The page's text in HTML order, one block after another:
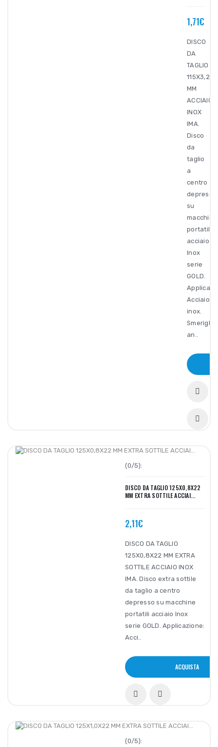
1,71€
DISCO
DA
TAGLIO
MM
ACCIAIO
INOX
IMA.
Disco
da
taglio
a
centro
depresso
su
macchine
portatili
acciaio
Inox
serie
GOLD.
Acciaio
inox.
an..
(0/5):
DISCO DA TAGLIO 125X0,8X22
MM EXTRA SOTTILE ACCIAI...
2,11€
DISCO DA TAGLIO
125X0,8X22 MM EXTRA
SOTTILE ACCIAIO INOX
IMA. Disco extra sottile
da taglio a centro
depresso su macchine
portatili acciaio Inox
serie GOLD. Applicazione:
Acci..
ACQUISTA
(0/5):